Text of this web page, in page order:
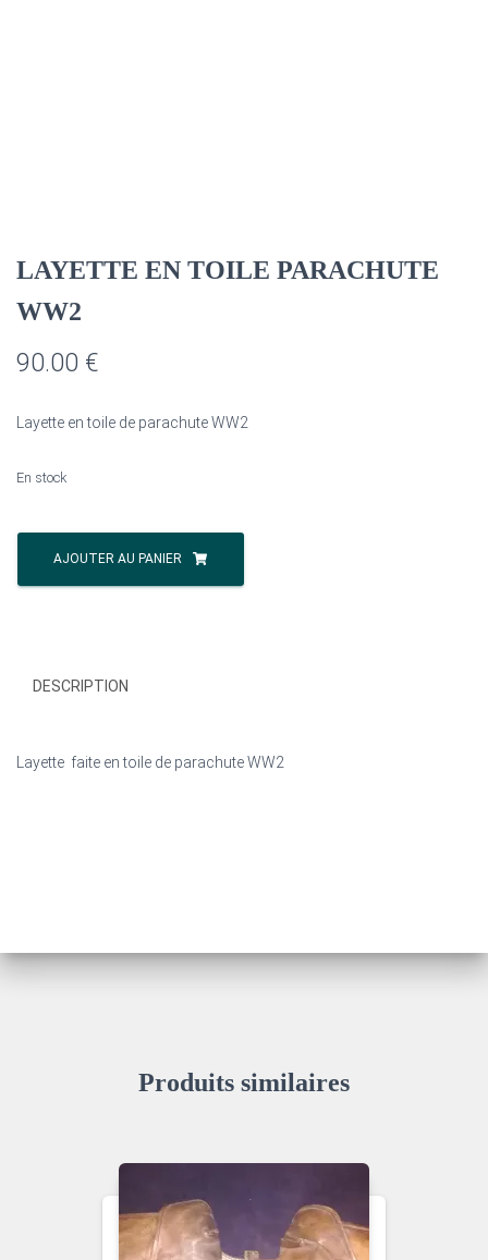
LAYETTE EN TOILE PARACHUTE
WW2
90.00 €
Layette en toile de parachute WW2
En stock
quantité
LAYETTE
WW2
AJOUTER AU PANIER
DESCRIPTION
Layette faite en toile de parachute WW2
Produits similaires